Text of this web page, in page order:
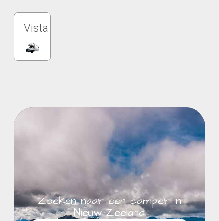
Vista
Zoeken naar een camper in
Nieuw-Zeeland